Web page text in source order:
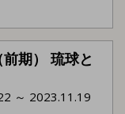
期） 琉球と
～ 2023.11.19